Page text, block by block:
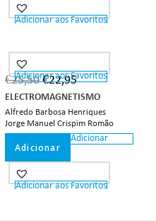
Adicionar aos Favoritos
Adicionar aos Favoritos
€25,50 €22,95
ELECTROMAGNETISMO
Alfredo Barbosa Henriques
Jorge Manuel Crispim Romão
Adicionar
Adicionar
Adicionar aos Favoritos